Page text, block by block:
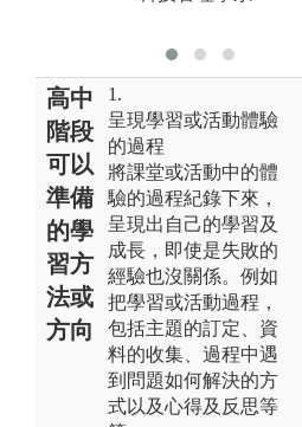
高中
階段
可以
準備
的學
習方
法或
方向
1.
呈現學習或活動體驗
的過程
將課堂或活動中的體
驗的過程紀錄下來，
呈現出自己的學習及
成長，即使是失敗的
經驗也沒關係。例如
把學習或活動過程，
包括主題的訂定、資
料的收集、過程中遇
到問題如何解決的方
式以及心得及反思等